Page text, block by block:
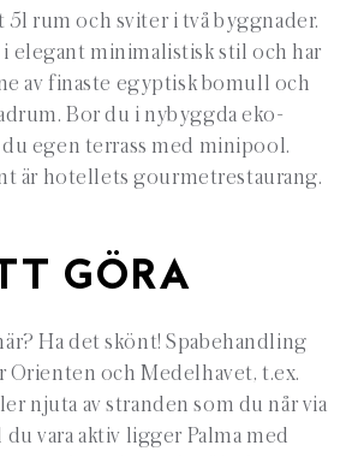
rum och sviter i två byggnader.
elegant minimalistisk stil och har
av finaste egyptisk bomull och
Bor du i nybyggda eko-
egen terrass med minipool.
är hotellets gourmetrestaurang.
GÖRA
Ha det skönt! Spabehandling
Orienten och Medelhavet, t.ex.
njuta av stranden som du når via
vara aktiv ligger Palma med